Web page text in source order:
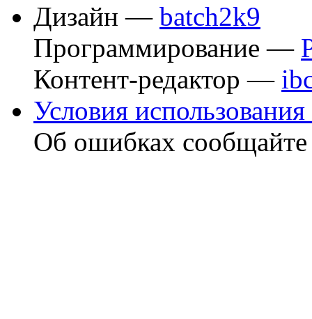
Дизайн — batch2k9
Программирование —
Контент-редактор —
Условия использования
Об ошибках